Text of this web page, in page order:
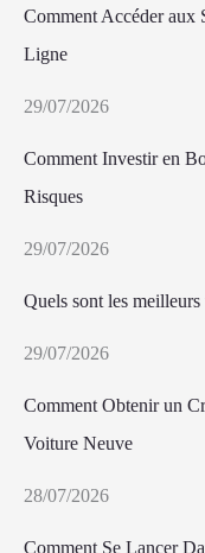
Comment Accéder aux
Ligne
29/07/2026
Comment Investir en
Risques
29/07/2026
Quels sont les meilleurs
29/07/2026
Comment Obtenir un
Voiture Neuve
28/07/2026
Comment Se Lancer